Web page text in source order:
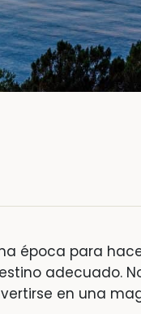
época para
adecuado.
en una